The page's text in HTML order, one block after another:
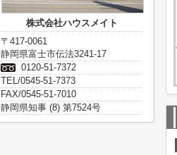
株式会社ハウスメイト
〒417-0061
静岡県富士市伝法3241-17
0120-51-7372
TEL/0545-51-7373
FAX/0545-51-7010
静岡県知事 (8) 第7524号